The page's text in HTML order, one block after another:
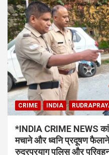
CRIME INDIA
*INDIA CRIME NEWS
मचाने और ध्वनि प्रदूषण फैलाने
रुद्रप्रयाग पुलिस और